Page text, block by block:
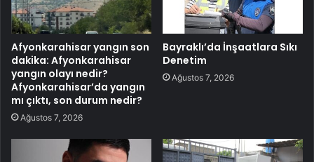
Afyonkarahisar yangın son
dakika: Afyonkarahisar
yangın olayı nedir?
Afyonkarahisar’da yangın
mı çıktı, son durum nedir?
Ağustos 7, 2026
Bayraklı’da İnşaatlara Sıkı
Denetim
Ağustos 7, 2026